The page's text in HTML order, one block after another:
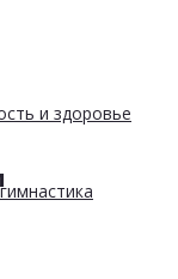
и здоровье